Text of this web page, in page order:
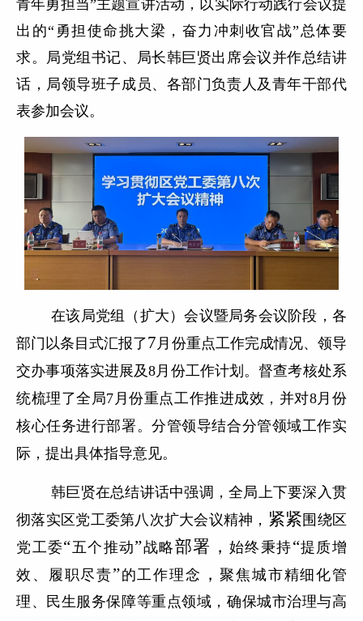
青年勇担当”主题宣讲活动，以实际行动践行会议提
出的“勇担使命挑大梁，奋力冲刺收官战”总体要
求。局党组书记、局长韩巨贤出席会议并作总结讲
话，局领导班子成员、各部门负责人及青年干部代
表参加会议。
在该局党组（扩大）会议暨局务会议阶段，各
部门以条目式汇报了7 月份重点工作完成情况、领导
交办事项落实进展及8月份工作计划。督查考核处系
统梳理了全局7月份重点工作推进成效，并对8月份
核心任务进行部署。分管领导结合分管领域工作实
际，提出具体指导意见。
韩巨贤在总结讲话中强调，全局上下要深入贯
彻落实区党工委第八次扩大会议精神， 紧紧围绕区
党工委“五个推动”战略部署， 始终秉持“提质增
效、履职尽责”的工作理念 ，聚焦城市精细化管
理、民生服务保障等重点领域，确保城市治理与高